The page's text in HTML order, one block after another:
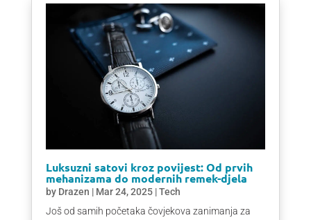
Luksuzni satovi kroz povijest: Od prvih
mehanizama do modernih remek-djela
by Drazen | Mar 24, 2025|Tech
Još od samih početaka čovjekova zanimanja za